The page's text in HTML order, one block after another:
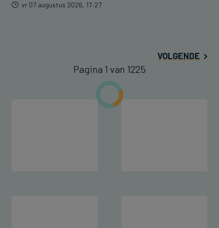
vr 07 augustus 2026, 17:27
VOLGENDE
Pagina 1 van 1225